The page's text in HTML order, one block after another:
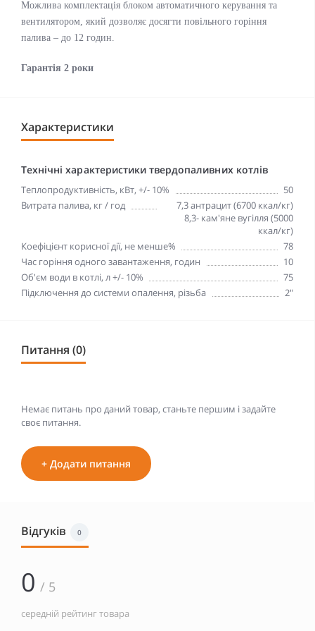
Можлива комплектація блоком автоматичного керування та
вентилятором, який дозволяє досягти повільного горіння
палива – до 12 годин.
Гарантія 2 роки
Характеристики
Технічні характеристики твердопаливних котлів
Теплопродуктивність, кВт, +/- 10%
50
Витрата палива, кг / год
7,3 антрацит (6700 ккал/кг)
8,3- кам'яне вугілля (5000
ккал/кг)
Коефіцієнт корисної дії, не менше%
78
Час горіння одного завантаження, годин
10
Об'єм води в котлі, л +/- 10%
75
Підключення до системи опалення, різьба
2"
Питання (0)
Немає питань про даний товар, станьте першим і задайте
своє питання.
+ Додати питання
Відгуків 0
0 / 5
середній рейтинг товара